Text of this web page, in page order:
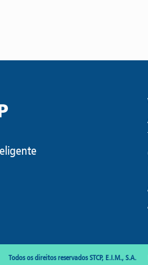
Todos os direitos reservados STCP, E.I.M., S.A.